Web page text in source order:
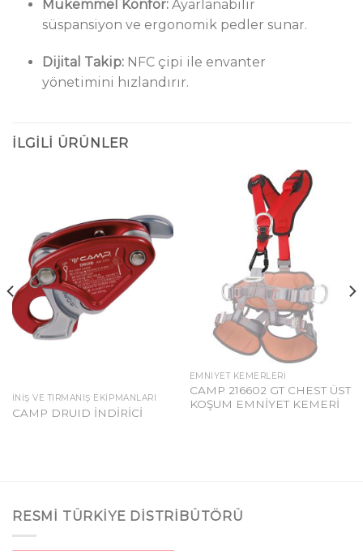
Mükemmel Konfor:Ayarlanabilir
süspansiyon ve ergonomik pedler sunar.
Dijital Takip:NFC çipi ile envanter
yönetimini hızlandırır.
İLGILI ÜRÜNLER
İNIŞ VE TIRMANIŞ EKIPMANLARI
CAMP DRUID İNDİRİCİ
EMNIYET KEMERLERI
CAMP 216602 GT CHEST ÜST
KOŞUM EMNİYET KEMERİ
RESMI TÜRKIYE DISTRIBÜTÖRÜ